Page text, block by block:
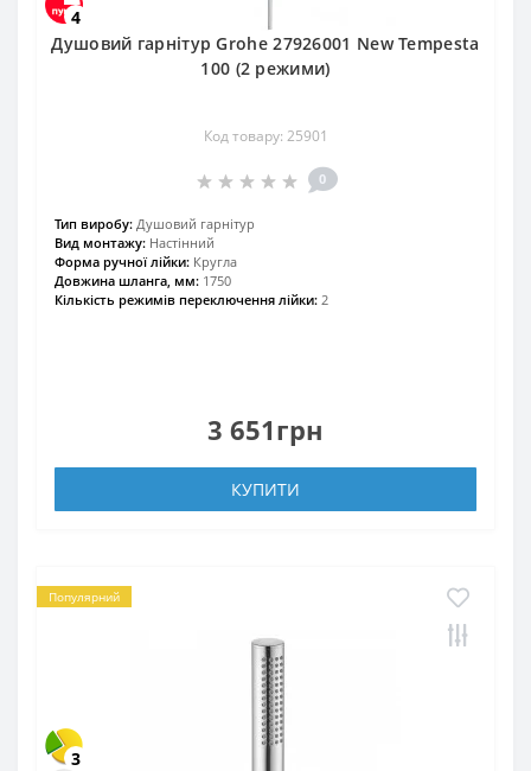
4
Душовий гарнітур Grohe 27926001 New Tempesta
100 (2 режими)
Код товару: 25901
0
Тип виробу: Душовий гарнітур
Вид монтажу: Настінний
Форма ручної лійки: Кругла
Довжина шланга, мм: 1750
Кількість режимів переключення лійки: 2
3 651грн
КУПИТИ
Популярний
3